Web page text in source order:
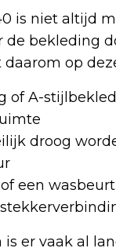
is niet altijd
bekleding
op
of A-
droog
een wasbeurt
er vaak al